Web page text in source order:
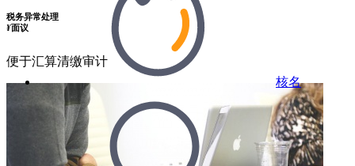
税务异常处理
¥面议
便于汇算清缴审计
核名